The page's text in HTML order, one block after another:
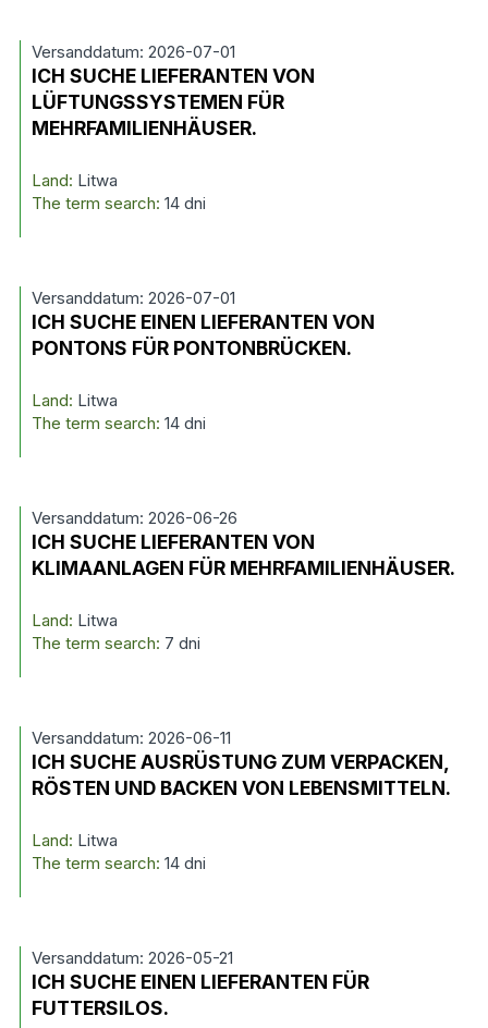
Versanddatum: 2026-07-01
ICH SUCHE LIEFERANTEN VON
LÜFTUNGSSYSTEMEN FÜR
MEHRFAMILIENHÄUSER.
Land: Litwa
The term search: 14 dni
Versanddatum: 2026-07-01
ICH SUCHE EINEN LIEFERANTEN VON
PONTONS FÜR PONTONBRÜCKEN.
Land: Litwa
The term search: 14 dni
Versanddatum: 2026-06-26
ICH SUCHE LIEFERANTEN VON
KLIMAANLAGEN FÜR MEHRFAMILIENHÄUSER.
Land: Litwa
The term search: 7 dni
Versanddatum: 2026-06-11
ICH SUCHE AUSRÜSTUNG ZUM VERPACKEN,
RÖSTEN UND BACKEN VON LEBENSMITTELN.
Land: Litwa
The term search: 14 dni
Versanddatum: 2026-05-21
ICH SUCHE EINEN LIEFERANTEN FÜR
FUTTERSILOS.